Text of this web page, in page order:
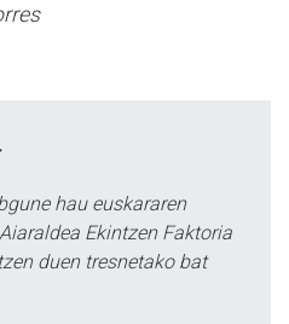
hau euskararen
Ekintzen Faktoria
duen tresnetako bat